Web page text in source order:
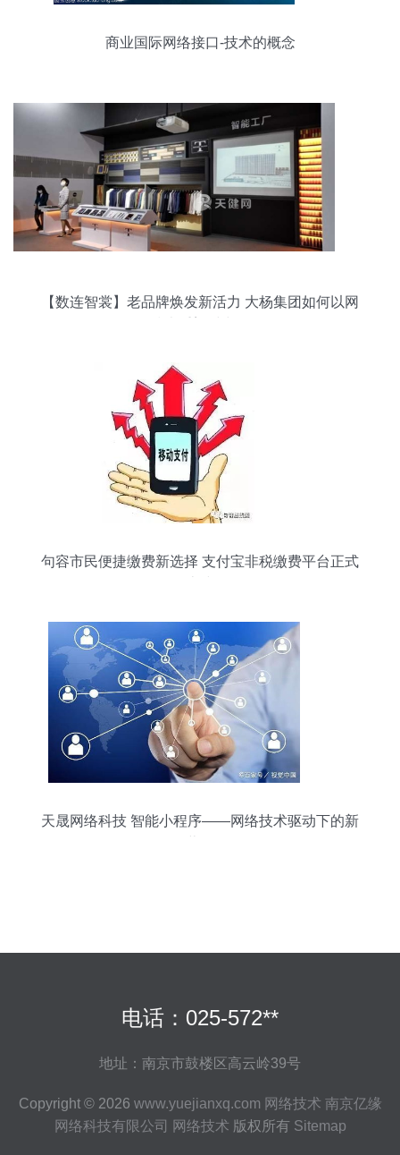
商业国际网络接口-技术的概念
【数连智裳】老品牌焕发新活力 大杨集团如何以网
句容市民便捷缴费新选择 支付宝非税缴费平台正式
天晟网络科技 智能小程序——网络技术驱动下的新
电话：025-572**
地址：南京市鼓楼区高云岭39号
Copyright © 2026 www.yuejianxq.com 网络技术 南京亿缘
网络科技有限公司
网络技术 版权所有 Sitemap